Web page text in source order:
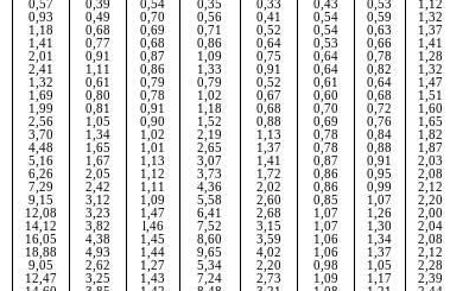
0,57
0,39
0,54
0,35
0,33
0,43
0,53
1,12
0,93
1,18
1,41
0,49
0,68
0,77
0,70
0,69
0,68
0,56
0,71
0,86
0,41
0,52
0,64
0,54
0,54
0,53
0,59
0,63
0,66
1,32
1,37
1,41
2,01
2,41
0,91
1,11
0,87
0,86
1 ,09
1,33
0,75
0,91
0,64
0,64
0,78
0,82
1,28
1,32
1,32
1,69
0,61
0,80
0,79
0,78
0,79
1,02
0,52
0,67
0,61
0,60
0,64
0,68
1,47
1,51
1,99
2,56
0,81
1,05
0,91
0,90
1,18
1,52
0,68
0,88
0,70
0,69
0,72
0,76
1,60
1,65
3,70
4,48
1,34
1,65
1,02
1,01
2,19
2,65
1,13
1,37
0,78
0,78
0,84
0,88
1,82
1,87
5,16
6,26
7,29
9,15
1,67
2,05
2,42
3,12
1,13
1, 12
1,11
1,09
3,07
3,73
4,36
5,58
1,41
1,72
2,02
2,60
0,87
0,86
0,86
0,85
0,91
0,95
0,99
1,07
2,03
2,08
2,12
2,20
12,08
14,12
16,05
18,88
3,23
3,82
4,38
4,93
1,47
l,46
1,45
1,44
6,41
7,52
8,60
9,65
2,68
3,15
3,59
4,02
1,07
1,07
1,06
1,06
1,26
1,30
1,34
1,37
2,00
2,04
2,08
2,12
9,05 2,62 1,27 5,34 2,20 0,98 1,05 2,28
12,47
3,25
1,43
7,24
2,73
1,09
1,17
2,39